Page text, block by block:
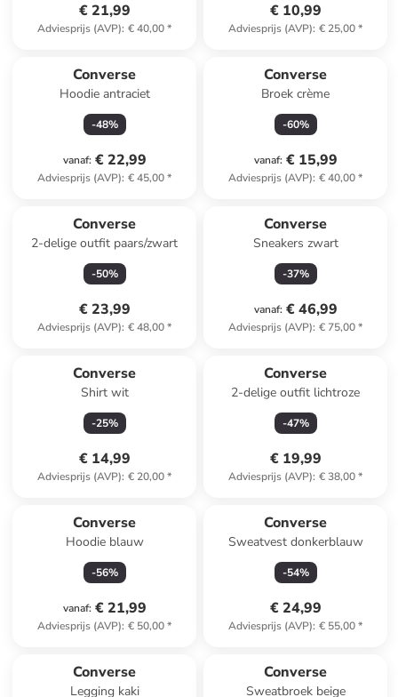
€ 21,99
Adviesprijs (AVP): € 40,00*
€ 10,99
Adviesprijs (AVP): € 25,00*
Converse
Hoodie antraciet
-48%
vanaf: € 22,99
Adviesprijs (AVP): € 45,00*
Converse
Broek crème
-60%
vanaf: € 15,99
Adviesprijs (AVP): € 40,00*
Converse
2-delige outfit paars/zwart
-50%
€ 23,99
Adviesprijs (AVP): € 48,00*
Converse
Sneakers zwart
-37%
vanaf: € 46,99
Adviesprijs (AVP): € 75,00*
Converse
Shirt wit
-25%
€ 14,99
Adviesprijs (AVP): € 20,00*
Converse
2-delige outfit lichtroze
-47%
€ 19,99
Adviesprijs (AVP): € 38,00*
Converse
Hoodie blauw
-56%
vanaf: € 21,99
Adviesprijs (AVP): € 50,00*
Converse
Sweatvest donkerblauw
-54%
€ 24,99
Adviesprijs (AVP): € 55,00*
Converse
Legging kaki
Converse
Sweatbroek beige